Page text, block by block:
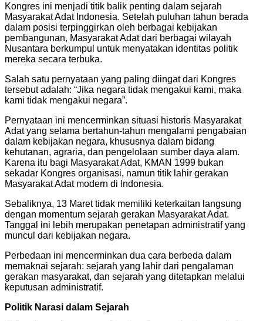
Kongres ini menjadi titik balik penting dalam sejarah
Masyarakat Adat Indonesia. Setelah puluhan tahun berada
dalam posisi terpinggirkan oleh berbagai kebijakan
pembangunan, Masyarakat Adat dari berbagai wilayah
Nusantara berkumpul untuk menyatakan identitas politik
mereka secara terbuka.
Salah satu pernyataan yang paling diingat dari Kongres
tersebut adalah: “Jika negara tidak mengakui kami, maka
kami tidak mengakui negara”.
Pernyataan ini mencerminkan situasi historis Masyarakat
Adat yang selama bertahun-tahun mengalami pengabaian
dalam kebijakan negara, khususnya dalam bidang
kehutanan, agraria, dan pengelolaan sumber daya alam.
Karena itu bagi Masyarakat Adat, KMAN 1999 bukan
sekadar Kongres organisasi, namun titik lahir gerakan
Masyarakat Adat modern di Indonesia.
Sebaliknya, 13 Maret tidak memiliki keterkaitan langsung
dengan momentum sejarah gerakan Masyarakat Adat.
Tanggal ini lebih merupakan penetapan administratif yang
muncul dari kebijakan negara.
Perbedaan ini mencerminkan dua cara berbeda dalam
memaknai sejarah: sejarah yang lahir dari pengalaman
gerakan masyarakat, dan sejarah yang ditetapkan melalui
keputusan administratif.
Politik Narasi dalam Sejarah